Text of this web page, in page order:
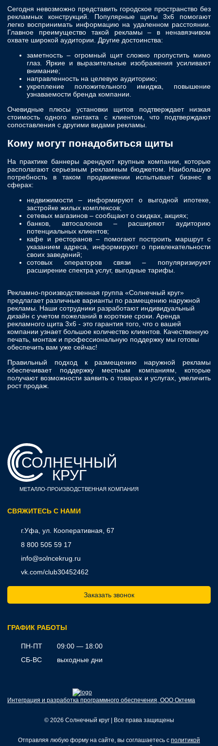
Сегодня невозможно представить городское пространство без
рекламных конструкций. Популярные щиты 3х6 помогают
легко воспринимать информацию на удаленном расстоянии.
Главное преимущество такой рекламы – в ненавязчивом
охвате широкой аудитории. Другие достоинства:
заметность – огромный щит сложно пропустить мимо
глаз. Яркие и выразительные изображения усиливают
внимание;
направленность на целевую аудиторию;
укрепление положительного имиджа, повышение
узнаваемости бренда компании.
Очевидные плюсы установки щитов подтверждает низкая
стоимость одного контакта с клиентом, что подтверждают
сопоставления с другими видами рекламы.
Кому могут понадобиться щиты
На практике баннеры арендуют крупные компании, которые
располагают серьезным рекламным бюджетом. Наибольшую
потребность в таком продвижении испытывает бизнес в
сферах:
недвижимости – информируют о выгодной ипотеке,
застройке жилых комплексов;
сетевых магазинов – сообщают о скидках, акциях;
банков, автосалонов – расширяют аудиторию
потенциальных клиентов;
кафе и ресторанов – помогают построить маршрут с
указанием адреса, информируют о привлекательности
своих заведений;
сотовых операторов связи – популяризируют
расширение спектра услуг, выгодные тарифы.
Рекламно-производственная группа «Солнечный круг»
предлагает различные варианты по размещению наружной
рекламы. Наши сотрудники разработают индивидуальный
дизайн с учетом пожеланий в короткие сроки. Аренда
рекламного щита 3х6 - это гарантия того, что о вашей
компании узнает большое количество клиентов. Качественную
печать, монтаж и профессиональную поддержку мы готовы
обеспечить вам уже сейчас!
Правильный подход к размещению наружной рекламы
обеспечивает поддержку местным компаниям, которые
получают возможности заявить о товарах и услугах, увеличить
рост продаж.
СОЛНЕЧНЫЙ
КРУГ
МЕТАЛЛО-ПРОИЗВОДСТВЕННАЯ КОМПАНИЯ
CВЯЖИТЕСЬ С НАМИ
г.Уфа, ул. Кооперативная, 67
8 800 505 59 17
info@solncekrug.ru
vk.com/club30452462
Заказать звонок
ГРАФИК РАБОТЫ
ПН-ПТ
09:00 — 18:00
СБ-ВС
выходные дни
Интеграция и разработка программного обеспечения, ООО Октема
© 2026 Солнечный круг | Все права защищены
Отправляя любую форму на сайте, вы соглашаетесь с политикой